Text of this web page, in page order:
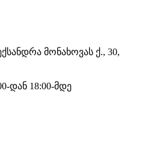
მონახოვას ქ., 30,
დან 18:00-მდე